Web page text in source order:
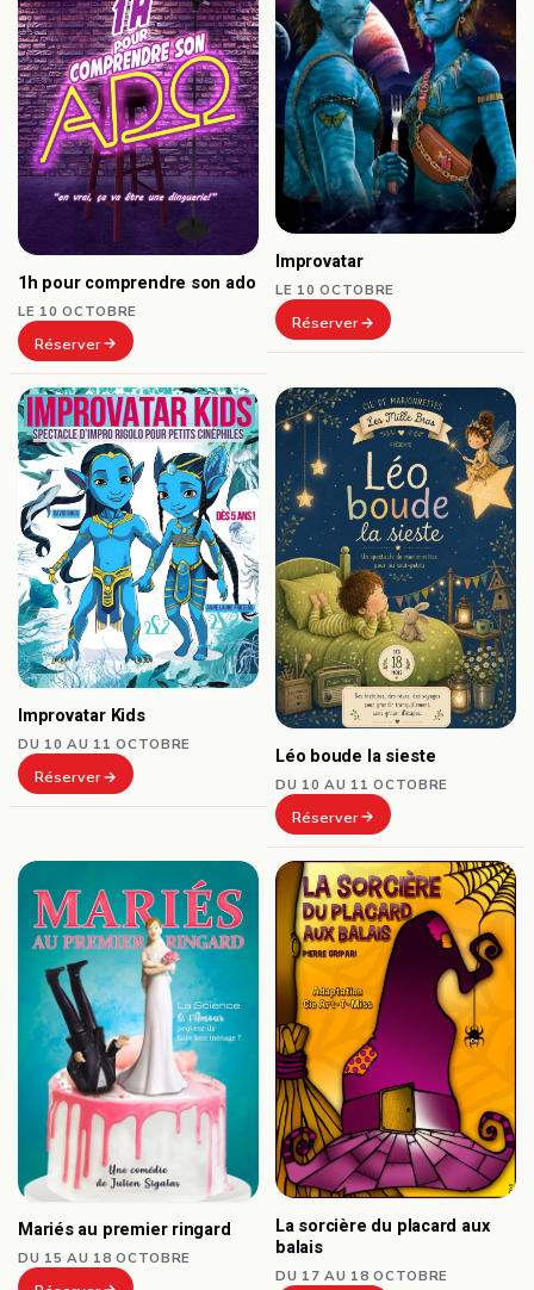
1h pour comprendre son ado
LE 10 OCTOBRE
Réserver
Improvatar
LE 10 OCTOBRE
Réserver
Improvatar Kids
DU 10 AU 11 OCTOBRE
Réserver
Léo boude la sieste
DU 10 AU 11 OCTOBRE
Réserver
Mariés au premier ringard
DU 15 AU 18 OCTOBRE
La sorcière du placard aux
balais
DU 17 AU 18 OCTOBRE